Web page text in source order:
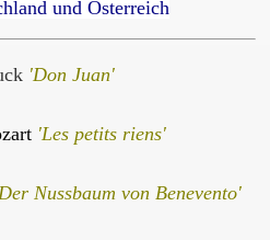
und Österreich
'Don Juan'
'Les petits riens'
Nussbaum von Benevento'